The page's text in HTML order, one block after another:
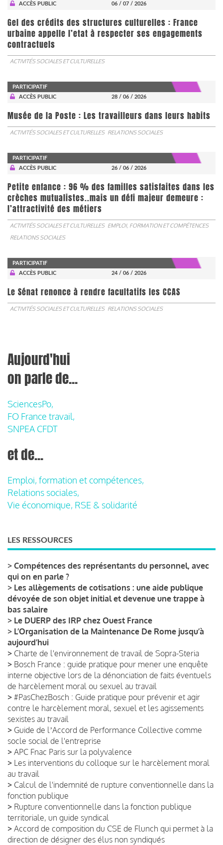
ACCÈS PUBLIC 06 / 07 / 2026
Gel des crédits des structures culturelles : France
urbaine appelle l’etat à respecter ses engagements
contractuels
ACTIVITÉS SOCIALES ET CULTURELLES
PARTICIPATIF
ACCÈS PUBLIC
28 / 06 / 2026
Musée de la Poste : Les travailleurs dans leurs habits
ACTIVITÉS SOCIALES ET CULTURELLES RELATIONS SOCIALES
PARTICIPATIF
ACCÈS PUBLIC
26 / 06 / 2026
Petite enfance : 96 % des familles satisfaites dans les
crèches mutualistes..mais un défi majeur demeure :
l’attractivité des métiers
ACTIVITÉS SOCIALES ET CULTURELLES EMPLOI, FORMATION ET COMPÉTENCES
RELATIONS SOCIALES
PARTICIPATIF
ACCÈS PUBLIC
24 / 06 / 2026
Le Sénat renonce à rendre facultatifs les CCAS
ACTIVITÉS SOCIALES ET CULTURELLES RELATIONS SOCIALES
Aujourd'hui
on parle de...
SciencesPo,
FO France travail,
SNPEA CFDT
et de...
Emploi, formation et compétences,
Relations sociales,
Vie économique, RSE & solidarité
LES RESSOURCES
> Compétences des représentants du personnel, avec
qui on en parle ?
> Les allègements de cotisations : une aide publique
dévoyée de son objet initial et devenue une trappe à
bas salaire
> Le DUERP des IRP chez Ouest France
> L’Organisation de la Maintenance De Rome jusqu’à
aujourd’hui
> Charte de l'environnement de travail de Sopra-Steria
> Bosch France : guide pratique pour mener une enquête
interne objective lors de la dénonciation de faits éventuels
de harcèlement moral ou sexuel au travail
> #PasChezBosch : Guide pratique pour prévenir et agir
contre le harcèlement moral, sexuel et les agissements
sexistes au travail
> Guide de lʼAccord de Performance Collective comme
socle social de l'entreprise
> APC Fnac Paris sur la polyvalence
> Les interventions du colloque sur le harcèlement moral
au travail
> Calcul de l'indemnité de rupture conventionnelle dans la
fonction publique
> Rupture conventionnelle dans la fonction publique
territoriale, un guide syndical
> Accord de composition du CSE de Flunch qui permet à la
direction de désigner des élus non syndiqués